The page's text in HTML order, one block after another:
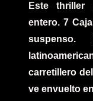
Este thriller
entero. 7
suspenso.
carretillero
ve envuelto